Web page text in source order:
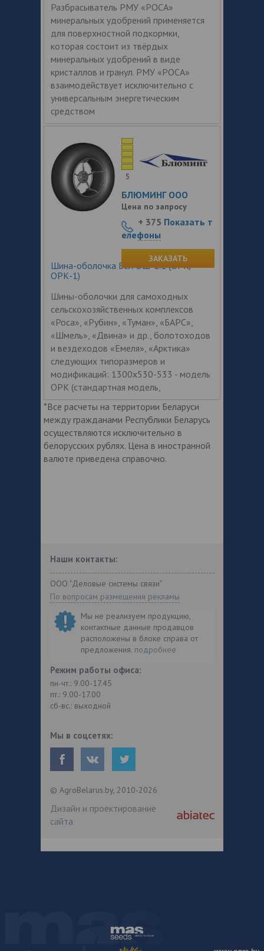
Разбрасыватель РМУ «РОСА»
минеральных удобрений применяется
для поверхностной подкормки,
которая состоит из твёрдых
минеральных удобрений в виде
кристаллов и гранул. РМУ «РОСА»
взаимодействует исключительно с
универсальным энергетическим
средством
Шина-оболочка Бел ОШ-1.1 (ОРК/
ОРК-1)
Шины-оболочки для самоходных
сельскохозяйственных комплексов
«Роса», «Рубин», «Туман», «БАРС»,
«Шмель», «Двина» и др., болотоходов
и вездеходов «Емеля», «Арктика»
следующих типоразмеров и
модификаций: 1300х530-533 - модель
ОРК (стандартная модель,
5
БЛЮМИНГ ООО
Цена по запросу
+ 375 Показать т
елефоны
ЗАКАЗАТЬ
*Все расчеты на территории Беларуси
между гражданами Республики Беларусь
осуществляются исключительно в
белорусских рублях. Цена в иностранной
валюте приведена справочно.
Наши контакты:
ООО "Деловые системы связи"
По вопросам размещения рекламы
Мы не реализуем продукцию,
контактные данные продавцов
расположены в блоке справа от
предложения. подробнее
Режим работы офиса:
пн-чт.: 9.00-17.45
пт.: 9.00-17.00
сб-вс.: выходной
Мы в соцсетях:
© AgroBelarus.by, 2010-2026
Дизайн и проектирование
сайта